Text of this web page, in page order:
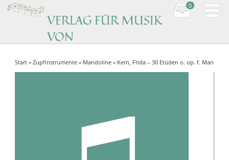
VERLAG FÜR MUSIK
VON
Music by women composers
0
Start »Zupfinstrumente » Mandoline » Kern, Frida – 30 Etüden o. op. f. Man